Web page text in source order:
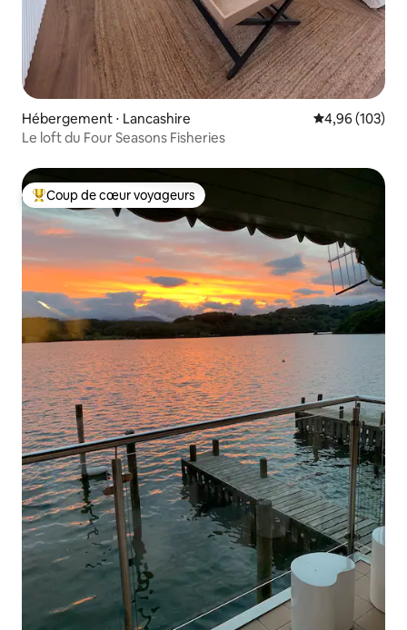
Hébergement ⋅ Lancashire Évaluation
4,96 (103)
Le loft du Four Seasons Fisheries
Coups de cœur voyageurs les plus appréciés
Coup de cœur voyageurs